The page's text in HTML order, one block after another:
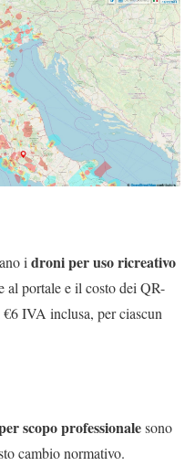
i droni per uso ricreativo
al portale e il costo dei QR-
IVA inclusa, per ciascun
scopo professionalesono
cambio normativo.